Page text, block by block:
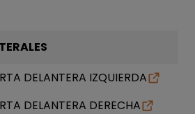
DELANTERA IZQUIERDA
DELANTERA DERECHA